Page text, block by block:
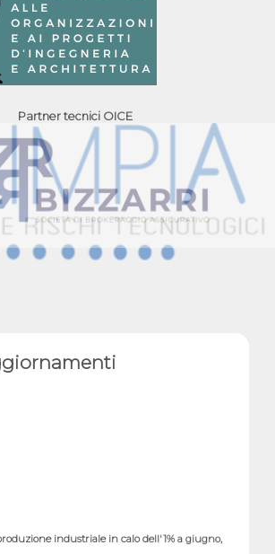
Partner tecnici OICE
industriale in calo dell'1% a giugno,